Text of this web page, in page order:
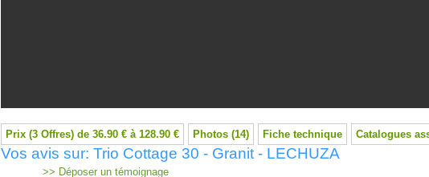
Prix (3 Offres) de 36.90 € à 128.90 € Photos (14) Fiche technique Catalogues
Vos avis sur: Trio Cottage 30 - Granit - LECHUZA
>> Déposer un témoignage